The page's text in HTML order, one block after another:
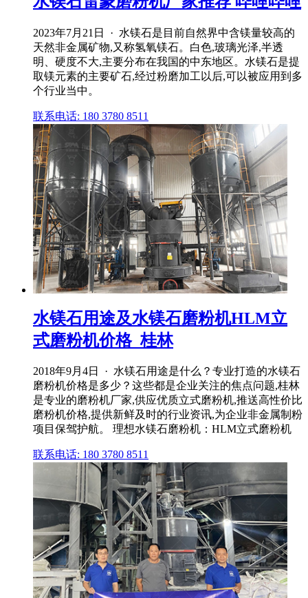
2023年7月21日 · 水镁石是目前自然界中含镁量较高的
天然非金属矿物,又称氢氧镁石。白色,玻璃光泽,半透
明、硬度不大,主要分布在我国的中东地区。水镁石是提
取镁元素的主要矿石,经过粉磨加工以后,可以被应用到多
个行业当中。
联系电话: 180 3780 8511
水镁石用途及水镁石磨粉机HLM立
式磨粉机价格_桂林
2018年9月4日 · 水镁石用途是什么？专业打造的水镁石
磨粉机价格是多少？这些都是企业关注的焦点问题,桂林
是专业的磨粉机厂家,供应优质立式磨粉机,推送高性价比
磨粉机价格,提供新鲜及时的行业资讯,为企业非金属制粉
项目保驾护航。 理想水镁石磨粉机：HLM立式磨粉机
联系电话: 180 3780 8511